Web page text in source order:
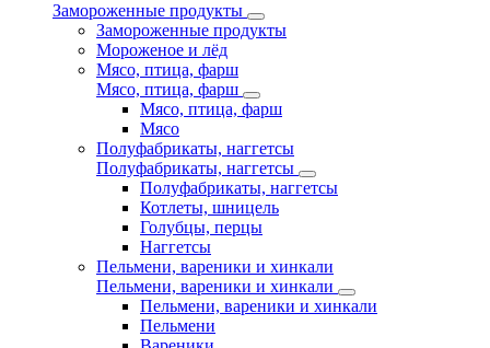
Замороженные продукты
Замороженные продукты
Мороженое и лёд
Мясо, птица, фарш
Мясо, птица, фарш
Мясо, птица, фарш
Мясо
Полуфабрикаты, наггетсы
Полуфабрикаты, наггетсы
Полуфабрикаты, наггетсы
Котлеты, шницель
Голубцы, перцы
Наггетсы
Пельмени, вареники и хинкали
Пельмени, вареники и хинкали
Пельмени, вареники и хинкали
Пельмени